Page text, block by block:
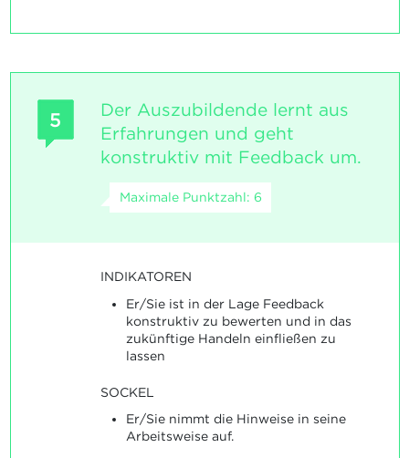
5
Der Auszubildende lernt aus
Erfahrungen und geht
konstruktiv mit Feedback um.
Maximale Punktzahl: 6
INDIKATOREN
Er/Sie ist in der Lage Feedback
konstruktiv zu bewerten und in das
zukünftige Handeln einfließen zu
lassen
SOCKEL
Er/Sie nimmt die Hinweise in seine
Arbeitsweise auf.